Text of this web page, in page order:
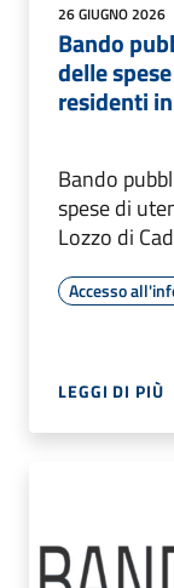
26 GIUGNO 2026
Bando
delle
residenti
Bando
spese di
Lozzo di
Accesso
LEGGI DI PIÙ